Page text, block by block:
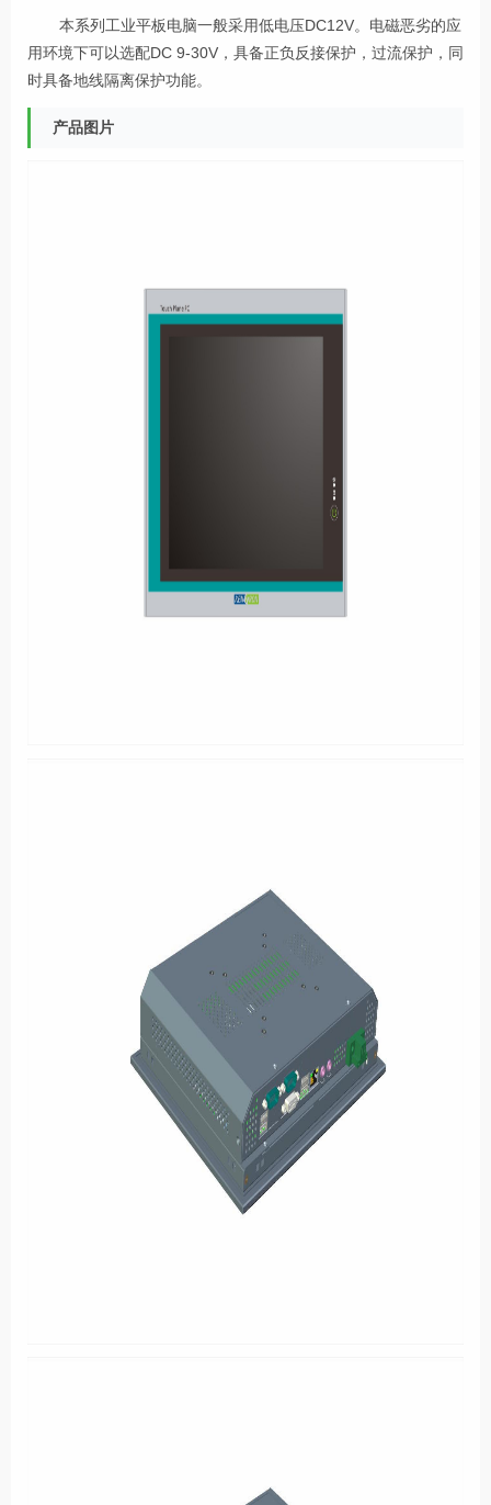
本系列工业平板电脑一般采用低电压DC12V。电磁恶劣的应
用环境下可以选配DC 9-30V，具备正负反接保护，过流保护，同
时具备地线隔离保护功能。
产品图片